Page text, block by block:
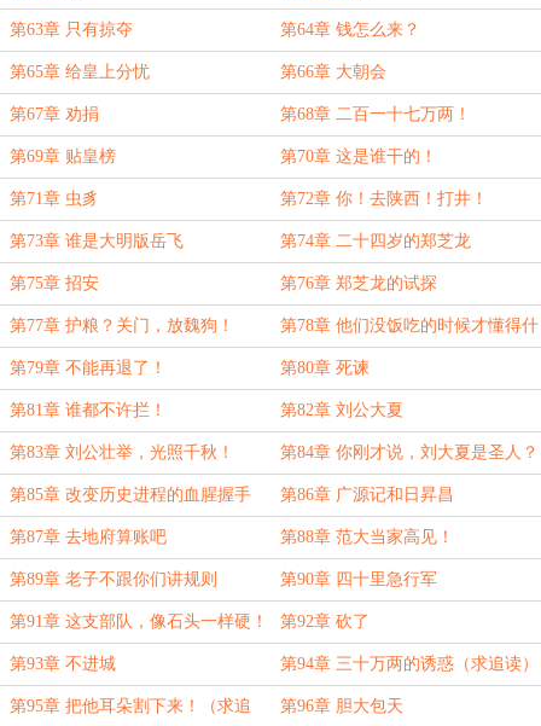
第63章 只有掠夺 第64章 钱怎么来？
第65章 给皇上分忧 第66章 大朝会
第67章 劝捐 第68章 二百一十七万两！
第69章 贴皇榜 第70章 这是谁干的！
第71章 虫豸 第72章 你！去陕西！打井！
第73章 谁是大明版岳飞 第74章 二十四岁的郑芝龙
第75章 招安 第76章 郑芝龙的试探
第77章 护粮？关门，放魏狗！ 第78章 他们没饭吃的时候才懂得什
么是真正的桌子！
第79章 不能再退了！ 第80章 死谏
第81章 谁都不许拦！ 第82章 刘公大夏
第83章 刘公壮举，光照千秋！ 第84章 你刚才说，刘大夏是圣人？
第85章 改变历史进程的血腥握手 第86章 广源记和日昇昌
第87章 去地府算账吧 第88章 范大当家高见！
第89章 老子不跟你们讲规则 第90章 四十里急行军
第91章 这支部队，像石头一样硬！ 第92章 砍了
第93章 不进城 第94章 三十万两的诱惑（求追读）
第95章 把他耳朵割下来！（求追 第96章 胆大包天